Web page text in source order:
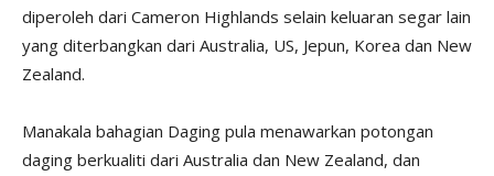
diperoleh dari Cameron Highlands selain keluaran segar lain
yang diterbangkan dari Australia, US, Jepun, Korea dan New
Zealand.
Manakala bahagian Daging pula menawarkan potongan
daging berkualiti dari Australia dan New Zealand, dan